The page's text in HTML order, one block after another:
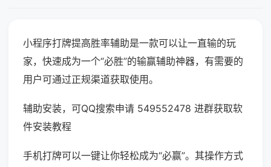
小程序打牌提高胜率辅助是一款可以让一直输的玩
家，快速成为一个“必胜”的输赢辅助神器，有需要的
用户可通过正规渠道获取使用。
辅助安装，可QQ搜索申请 549552478 进群获取软
件安装教程
手机打牌可以一键让你轻松成为“必赢”。其操作方式